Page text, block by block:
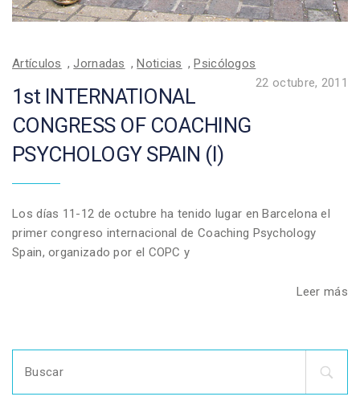
Artículos ,Jornadas ,Noticias ,Psicólogos
22 octubre, 2011
1st INTERNATIONAL
CONGRESS OF COACHING
PSYCHOLOGY SPAIN (I)
Los días 11-12 de octubre ha tenido lugar en Barcelona el
primer congreso internacional de Coaching Psychology
Spain, organizado por el COPC y
Leer más
for: